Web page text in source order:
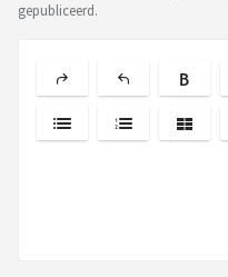
gepubliceerd.